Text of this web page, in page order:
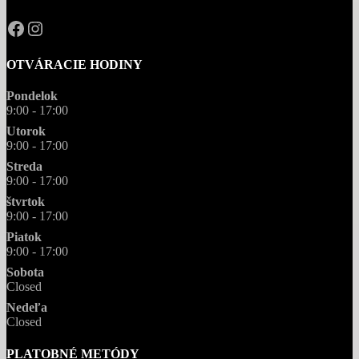
OPAL.drahokamy
opal.drahokamy
OTVÁRACIE HODINY
Pondelok
9:00 - 17:00
Utorok
9:00 - 17:00
Streda
9:00 - 17:00
štvrtok
9:00 - 17:00
Piatok
9:00 - 17:00
Sobota
Closed
Nedeľa
Closed
PLATOBNÉ METÓDY